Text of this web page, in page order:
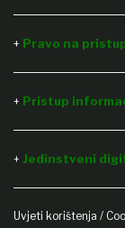
+ Pravo na
+ Pristup
+ Jedinstveni
Uvjeti korištenja /